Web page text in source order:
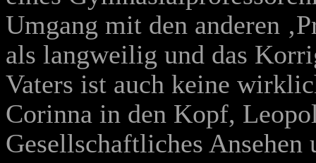
Umgang mit den anderen
als langweilig und das
Vaters ist auch keine
Corinna in den Kopf,
Gesellschaftliches